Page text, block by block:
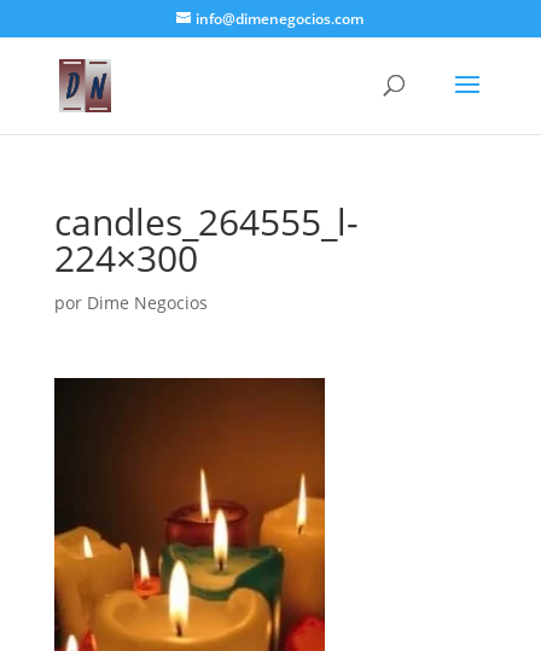
info@dimenegocios.com
candles_264555_l-
224×300
por Dime Negocios